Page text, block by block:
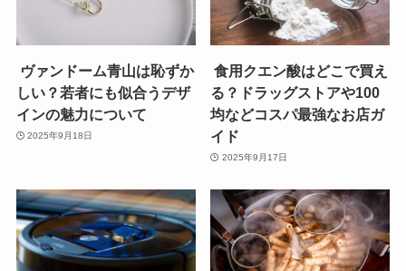
ヴァンドーム青山は恥ずか
しい？若者にも似合うデザ
インの魅力について
2025年9月18日
食用クエン酸はどこで買え
る？ドラッグストアや100
均などコスパ最強なお店ガ
イド
2025年9月17日